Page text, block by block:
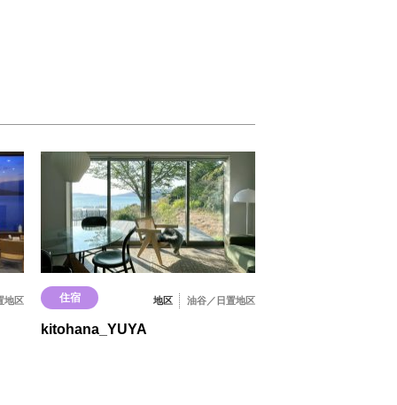
地区 住宿 地区 油谷／日置地区
kitohana_YUYA